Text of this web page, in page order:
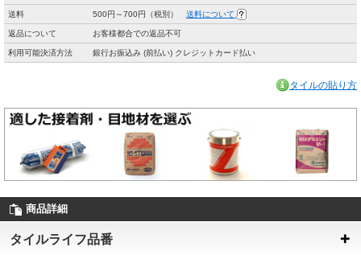
送料 500円～700円（税別） 送料について
返品について お客様都合での返品不可
利用可能決済方法 銀行お振込み (前払い) クレジットカード払い
タイルの貼り方
商品詳細
タイルライフ品番